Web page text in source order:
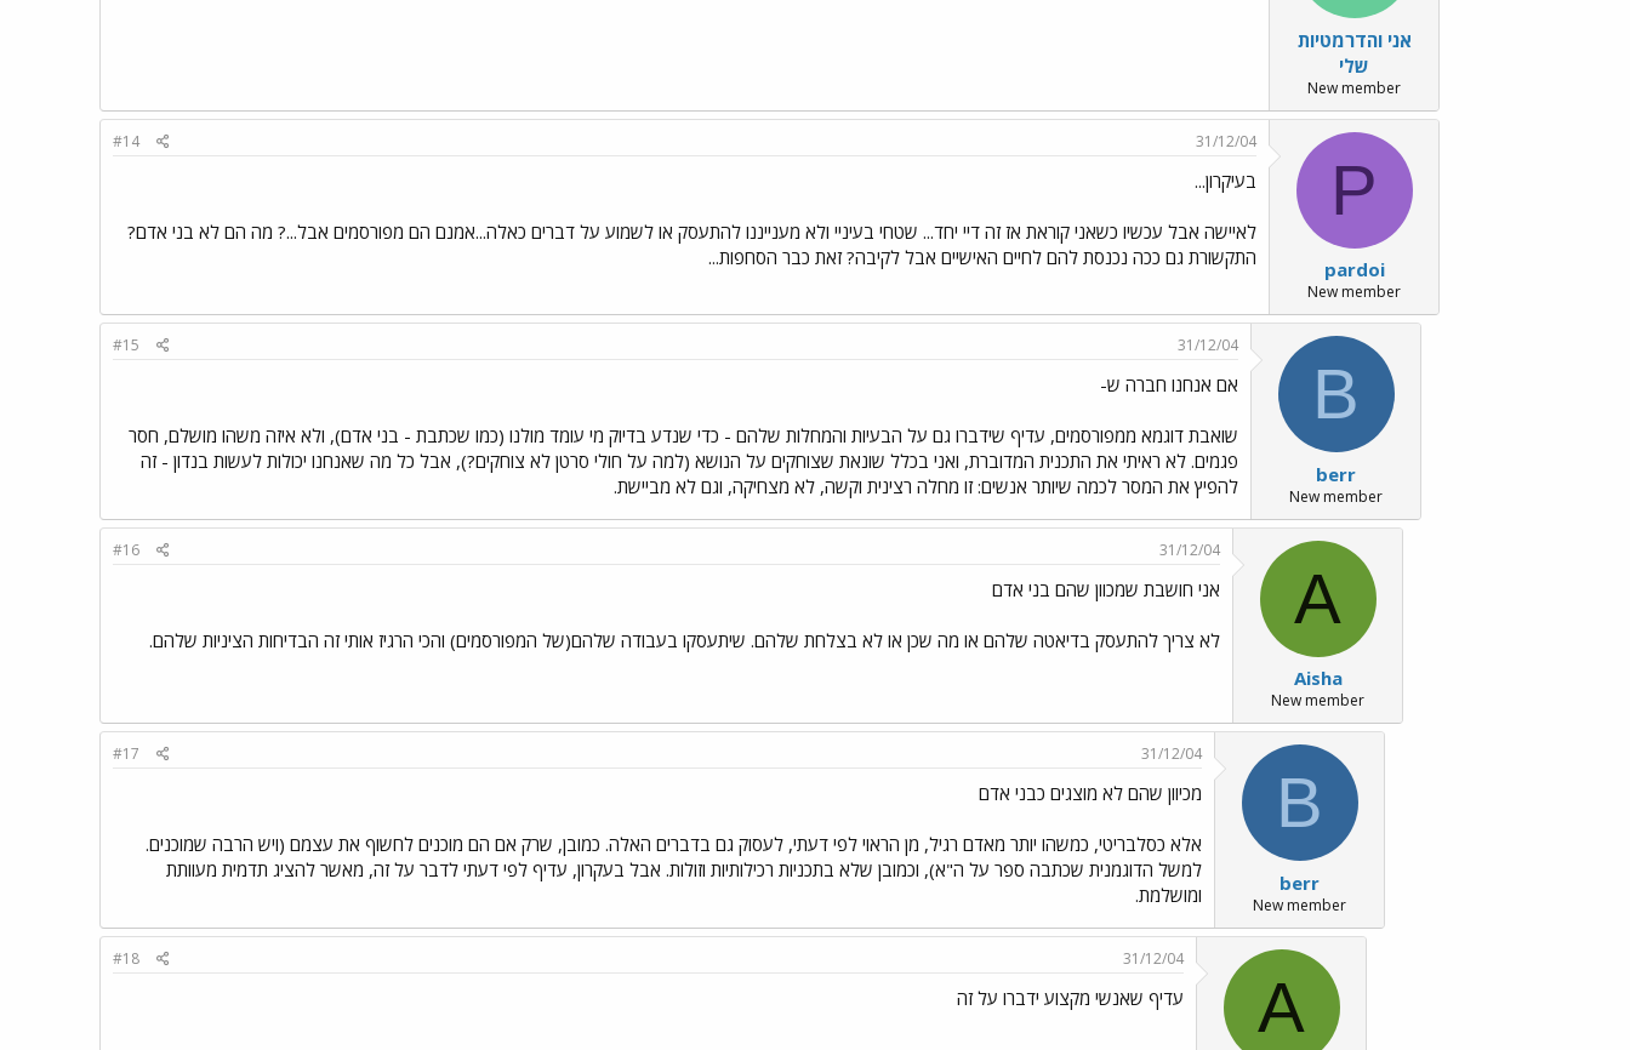
אני והדרמטיות
שלי
New member
P
pardoi
New member
31/12/04
#14
בעיקרון...
לאיישה אבל עכשיו כשאני קוראת אז זה דיי יחד... שטחי בעיניי ולא מענייננו להתעסק או לשמוע על דברים כאלה...אמנם הם מפורסמים אבל...? מה הם לא בני אדם?
התקשורת גם ככה נכנסת להם לחיים האישיים אבל לקיבה? זאת כבר הסחפות...
B
berr
New member
31/12/04
#15
אם אנחנו חברה ש-
שואבת דוגמא ממפורסמים, עדיף שידברו גם על הבעיות והמחלות שלהם - כדי שנדע בדיוק מי עומד מולנו (כמו שכתבת - בני אדם), ולא איזה משהו מושלם, חסר
פגמים. לא ראיתי את התכנית המדוברת, ואני בכלל שונאת שצוחקים על הנושא (למה על חולי סרטן לא צוחקים?), אבל כל מה שאנחנו יכולות לעשות בנדון - זה
להפיץ את המסר לכמה שיותר אנשים: זו מחלה רצינית וקשה, לא מצחיקה, וגם לא מביישת.
A
Aisha
New member
31/12/04
#16
אני חושבת שמכוון שהם בני אדם
לא צריך להתעסק בדיאטה שלהם או מה שכן או לא בצלחת שלהם. שיתעסקו בעבודה שלהם(של המפורסמים) והכי הרגיז אותי זה הבדיחות הציניות שלהם.
B
berr
New member
31/12/04
#17
מכיוון שהם לא מוצגים כבני אדם
אלא כסלבריטי, כמשהו יותר מאדם רגיל, מן הראוי לפי דעתי, לעסוק גם בדברים האלה. כמובן, שרק אם הם מוכנים לחשוף את עצמם (ויש הרבה שמוכנים.
למשל הדוגמנית שכתבה ספר על ה"א), וכמובן שלא בתכניות רכילותיות וזולות. אבל בעקרון, עדיף לפי דעתי לדבר על זה, מאשר להציג תדמית מעוותת
ומושלמת.
A
31/12/04
#18
עדיף שאנשי מקצוע ידברו על זה